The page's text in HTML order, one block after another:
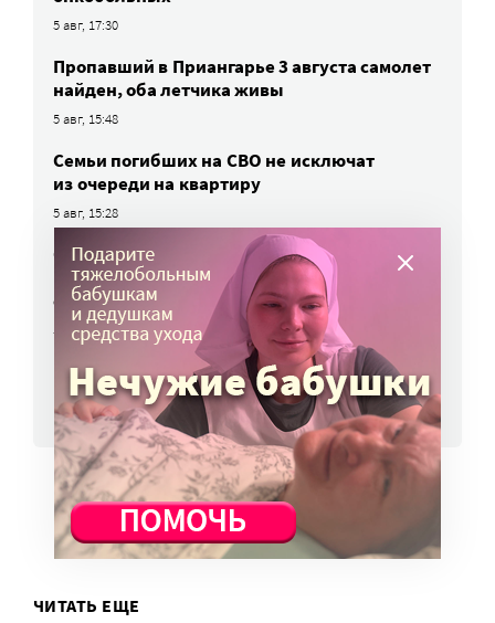
5 авг, 17:30
Пропавший в Приангарье 3 августа самолет
найден, оба летчика живы
5 авг, 15:48
Семьи погибших на СВО не исключат
из очереди на квартиру
5 авг, 15:28
Открыта горячая линия для тех, кто
не может дозвониться до близких,
отдыхающих в Архипо-Осиповке
5 авг, 14:32
ВСЕ НОВОСТИ
ЧИТАТЬ ЕЩЕ